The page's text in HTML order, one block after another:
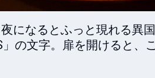
になるとふっと現れる異国
の文字。扉を開けると、